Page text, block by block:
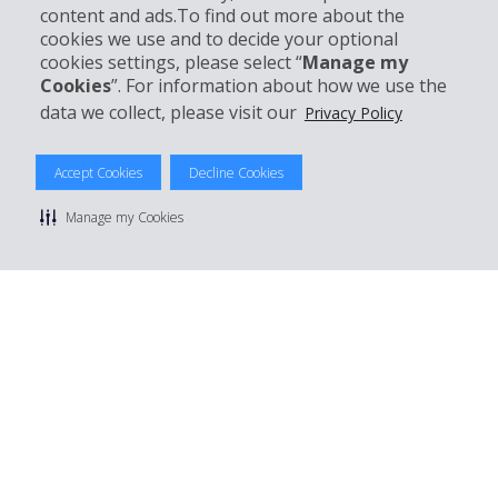
content and ads.To find out more about the
cookies we use and to decide your optional
cookies settings, please select “Manage my
Cookies”. For information about how we use the
data we collect, please visit our Privacy Policy
Accept Cookies Decline Cookies
Manage my Cookies
Support client
Réserver avec Hertz
© 2026 The Hertz System, Inc.
Politique de confidentialité
Conditions de location |